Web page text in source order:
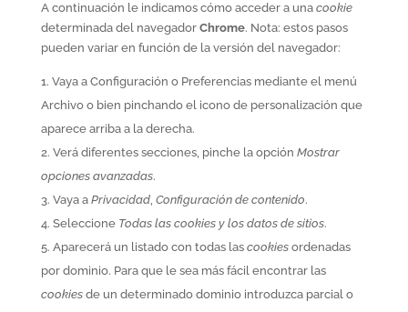
A continuación le indicamos cómo acceder a una cookie
determinada del navegador Chrome. Nota: estos pasos
pueden variar en función de la versión del navegador:
Vaya a Configuración o Preferencias mediante el menú
Archivo o bien pinchando el icono de personalización que
aparece arriba a la derecha.
Verá diferentes secciones, pinche la opción Mostrar
opciones avanzadas.
Vaya a Privacidad, Configuración de contenido.
Seleccione Todas las cookiesy los datos de sitios.
Aparecerá un listado con todas las cookiesordenadas
por dominio. Para que le sea más fácil encontrar las
cookiesde un determinado dominio introduzca parcial o